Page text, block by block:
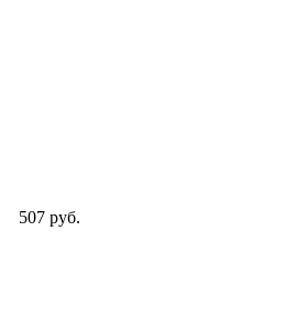
507 руб.